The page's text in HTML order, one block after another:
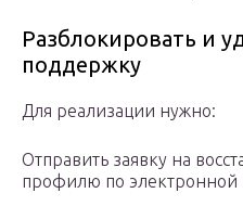
Разблокировать и
поддержку
Для реализации нужно:
Отправить заявку на
профилю по электронной